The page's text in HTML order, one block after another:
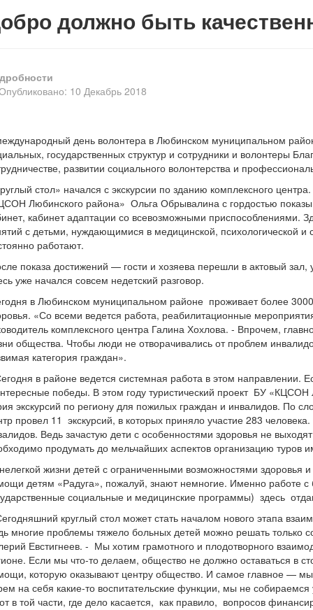
должно быть
10 Декабрь 2018
день волонтера в Любинском муниципальном
государственных структур и сотрудники и волонтеры
развитии социального волонтерства и
стол» начался с экскурсии по зданию комплексного
Любинского района» Ольга Обрывалина с гордостью
кабинет адаптации со всевозможными приспособлениями.
с детьми, нуждающимися в медицинской, психологической
работают.
показа достижений — гости и хозяева перешли в актовый
уже начался совсем недетский разговор.
в Любинском муниципальном районе проживает более
«Со всеми ведется работа, реабилитационные
комплексного центра Галина Хохлова. - Впрочем,
общества. Чтобы люди не отворачивались от проблем
категория граждан».
в районе ведется системная работа в этом направлении.
победы. В этом году туристический проект БУ «КЦСОН
экскурсий по региону для пожилых граждан и инвалидов. По
провел 11 экскурсий, в которых приняло участие 283
Ведь зачастую дети с особенностями здоровья не
продумать до мельчайших аспектов организацию туров
жизни детей с ограниченными возможностями здоровья
детям «Радуга», пожалуй, знают немногие. Именно работе
социальные и медицинские программы) здесь
круглый стол может стать началом нового этапа
многие проблемы тяжело больных детей можно решать
Евстигнеев. - Мы хотим грамотного и плодотворного
Если мы что-то делаем, общество не должно оставаться в
которую оказывают центру общество. И самое главное —
на себя какие-то воспитательские функции, мы не
в той части, где дело касается, как правило, вопросов